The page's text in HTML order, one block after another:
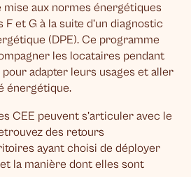
mise aux normes énergétiques
et G à la suite d’un diagnostic
(DPE). Ce programme
les locataires pendant
adapter leurs usages et aller
énergétique.
CEE peuvent s’articuler avec le
des retours
ayant choisi de déployer
la manière dont elles sont